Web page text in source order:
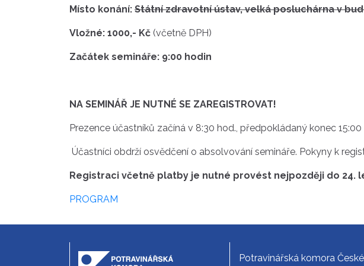
Místo konání: Státní zdravotní ústav,velká posluchárna v
Vložné: 1000,- Kč (včetně DPH)
Začátek semináře: 9:00 hodin
NA SEMINÁŘ JE NUTNÉ SE ZAREGISTROVAT!
Prezence účastníků začíná v 8:30 hod., předpokládaný konec
Účastníci obdrží osvědčení o absolvování semináře. Pokyny k
Registraci včetně platby je nutné provést nejpozději do 24.
PROGRAM
Potravinářská komora České